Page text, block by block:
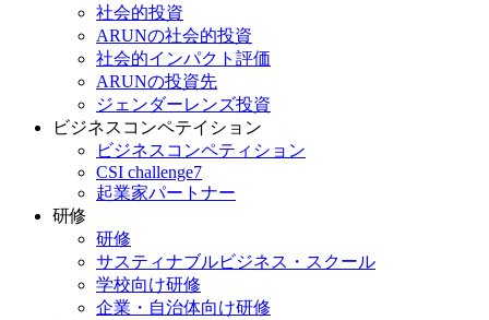
社会的投資
ARUNの社会的投資
社会的インパクト評価
ARUNの投資先
ジェンダーレンズ投資
ビジネスコンペテイション
ビジネスコンペティション
CSI challenge7
起業家パートナー
研修
研修
サスティナブルビジネス・スクール
学校向け研修
企業・自治体向け研修